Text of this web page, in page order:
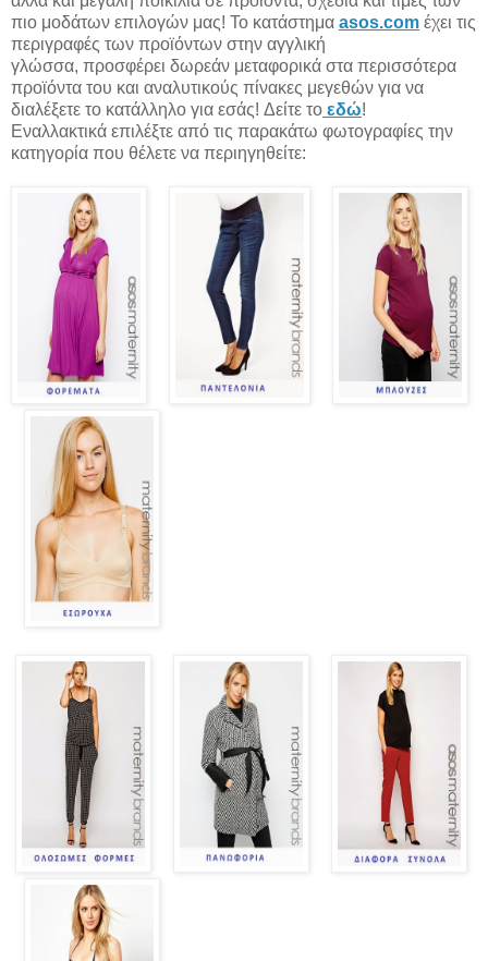
πιο μοδάτων επιλογών μας! To κατάστημα asos.com έχει τις
περιγραφές των προϊόντων στην αγγλική
γλώσσα, προσφέρει δωρεάν μεταφορικά στα περισσότερα
προϊόντα του και αναλυτικούς πίνακες μεγεθών για να
διαλέξετε το κατάλληλο για εσάς! Δείτε το εδώ!
Εναλλακτικά επιλέξτε από τις παρακάτω φωτογραφίες την
κατηγορία που θέλετε να περιηγηθείτε: